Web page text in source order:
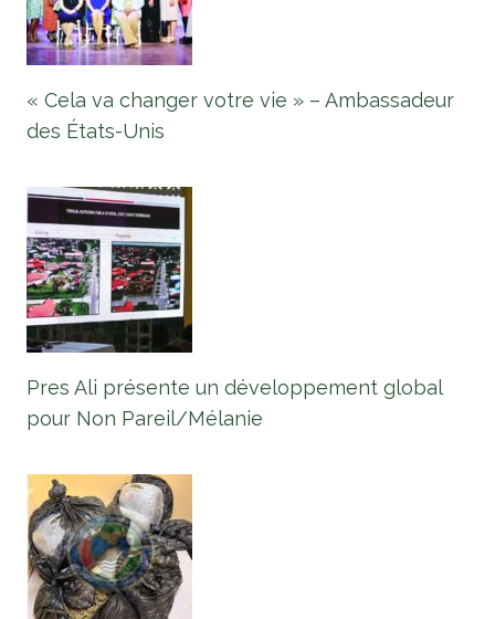
« Cela va changer votre vie » – Ambassadeur
des États-Unis
Pres Ali présente un développement global
pour Non Pareil/Mélanie